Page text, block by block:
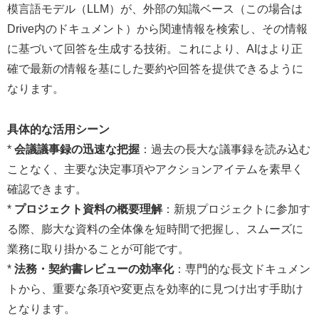
模言語モデル（LLM）が、外部の知識ベース（この場合は
Drive内のドキュメント）から関連情報を検索し、その情報
に基づいて回答を生成する技術。これにより、AIはより正
確で最新の情報を基にした要約や回答を提供できるように
なります。
具体的な活用シーン
* 会議議事録の迅速な把握 ：過去の長大な議事録を読み込む
ことなく、主要な決定事項やアクションアイテムを素早く
確認できます。
* プロジェクト資料の概要理解：新規プロジェクトに参加す
る際、膨大な資料の全体像を短時間で把握し、スムーズに
業務に取り掛かることが可能です。
* 法務・契約書レビューの効率化：専門的な長文ドキュメン
トから、重要な条項や変更点を効率的に見つけ出す手助け
となります。